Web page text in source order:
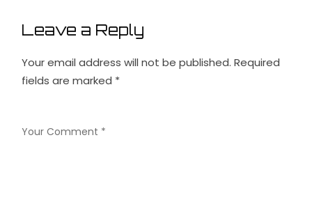
Leave a Reply
Your email address will not be published. Required
fields are marked *